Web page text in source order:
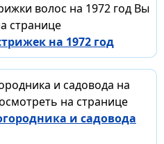
волос на 1972 год Вы
странице
на 1972 год
и садовода на
на странице
и садовода